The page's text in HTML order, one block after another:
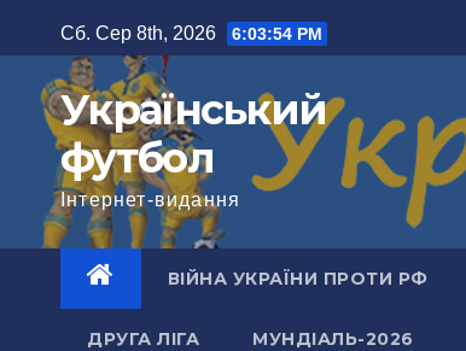
до
вмісту
Сб. Сер 8th, 2026 6:03:55 PM
Український
футбол
Інтернет-видання
ВІЙНА УКРАЇНИ ПРОТИ РФ
ДРУГА ЛІГА МУНДІАЛЬ-2026